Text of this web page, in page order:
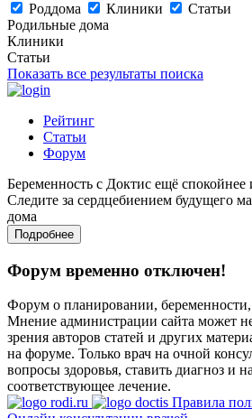
Роддома Клиники
Статьи
Родильные дома
Клиники
Статьи
Показать все результаты поиска
Рейтинг
Статьи
Форум
Беременность с Доктис ещё спокойнее
Следите за сердцебиением будущего
дома
Подробнее
Форум временно отключен!
Форум о планировании, беременности,
Мнение администрации сайта может
зрения авторов статей и других
на форуме. Только врач на очной
вопросы здоровья, ставить диагноз и
соответствующее лечение.
Правила